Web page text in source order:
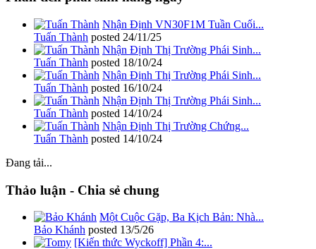
Nhận Định VN30F1M Tuần Cuối...
Tuấn Thành posted 24/11/25
Nhận Định Thị Trường Phái Sinh...
Tuấn Thành posted 18/10/24
Nhận Định Thị Trường Phái Sinh...
Tuấn Thành posted 16/10/24
Nhận Định Thị Trường Phái Sinh...
Tuấn Thành posted 14/10/24
Nhận Định Thị Trường Chứng...
Tuấn Thành posted 14/10/24
Đang tải...
Thảo luận - Chia sẻ chung
Một Cuộc Gặp, Ba Kịch Bản: Nhà...
Bảo Khánh posted 13/5/26
[Kiến thức Wyckoff] Phần 4:...